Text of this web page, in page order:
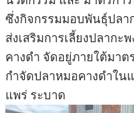
ซึ่งกิจกรรมมอบพันธุ์ปลา
ส่งเสริมการเลี้ยงปลาก
คางดำ จัดอยู่ภายใต้มา
กำจัดปลาหมอคางดำใน
แพร่ ระบาด